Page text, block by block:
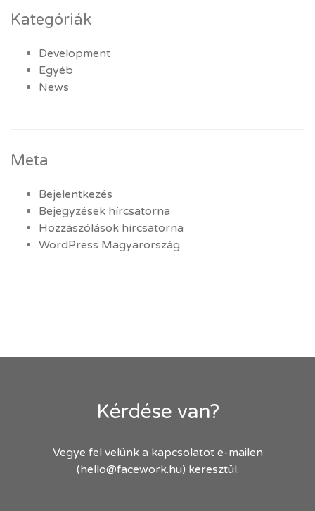
Kategóriák
Development
Egyéb
News
Meta
Bejelentkezés
Bejegyzések hírcsatorna
Hozzászólások hírcsatorna
WordPress Magyarország
Kérdése van?
Vegye fel velünk a kapcsolatot e-mailen
(hello@facework.hu) keresztül.